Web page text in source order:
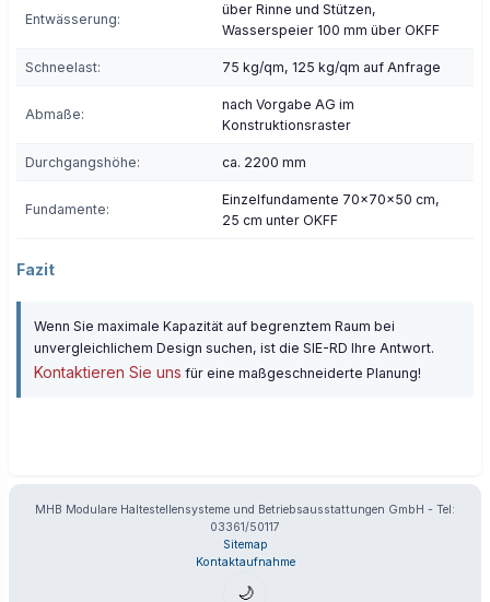
Entwässerung:
über Rinne und Stützen,
Wasserspeier 100 mm über OKFF
Schneelast: 75 kg/qm, 125 kg/qm auf Anfrage
Abmaße:
nach Vorgabe AG im
Konstruktionsraster
Durchgangshöhe: ca. 2200 mm
Fundamente:
Einzelfundamente 70x70x50 cm,
25 cm unter OKFF
Fazit
Wenn Sie maximale Kapazität auf begrenztem Raum bei
unvergleichlichem Design suchen, ist die SIE-RD Ihre Antwort.
Kontaktieren Sie uns für eine maßgeschneiderte Planung!
MHB Modulare Haltestellensysteme und Betriebsausstattungen GmbH - Tel:
03361/50117
Sitemap
Kontaktaufnahme
🌙